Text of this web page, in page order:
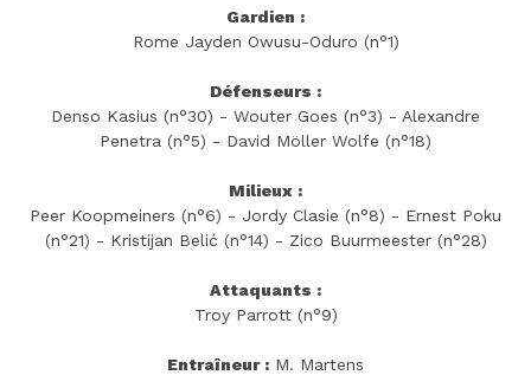
Gardien :
Rome Jayden Owusu-Oduro (n°1)
Défenseurs :
Denso Kasius (n°30) - Wouter Goes (n°3) - Alexandre
Penetra (n°5) - David Möller Wolfe (n°18)
Milieux :
Peer Koopmeiners (n°6) - Jordy Clasie (n°8) - Ernest Poku
(n°21) - Kristijan Belić (n°14) - Zico Buurmeester (n°28)
Attaquants :
Troy Parrott (n°9)
Entraîneur : M. Martens